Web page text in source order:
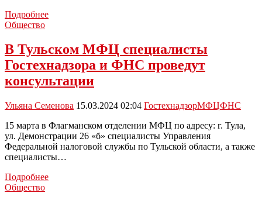
ПодробнееЦентробанк
о
появлении
нового
вида
мошенничества
Общество
В Тульском МФЦ специалисты
Гостехнадзора и ФНС проведут
консультации
Ульяна Семенова 15.03.2024 02:04 ГостехнадзорМФЦФНС
15 марта в Флагманском отделении МФЦ по адресу: г. Тула,
ул. Демонстрации 26 «б» специалисты Управления
Федеральной налоговой службы по Тульской области, а также
специалисты…
ПодробнееВ
Общество